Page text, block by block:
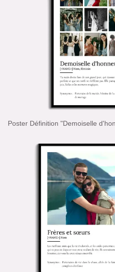
Poster Définition "Demoiselle